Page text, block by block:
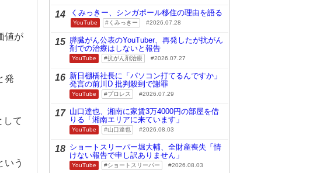
値が
発
して
いう
14 くみっきー、シンガポール移住の理由を語る
YouTube くみっきー 2026.07.28
15 膵臓がん公表のYouTuber、再発したが抗がん
剤での治療はしないと報告
YouTube 抗がん剤治療 2026.07.27
16 新日棚橋社長に「パソコン打てるんですか」
発言の前川D 批判殺到で謝罪
YouTube プロレス 2026.07.29
17 山口達也、湘南に家賃3万4000円の部屋を借
りる「湘南エリアに来ています」
YouTube 山口達也 2026.08.03
18 ショートスリーパー堀大輔、全財産喪失「情
けない報告で申し訳ありません」
YouTube ショートスリーパー 2026.08.03